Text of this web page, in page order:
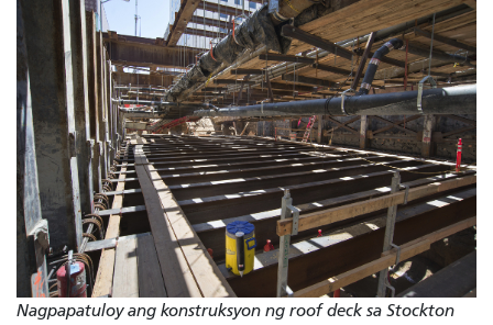
Nagpapatuloy ang konstruksyon ng roof deck sa Stockton